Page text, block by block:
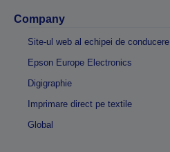
Company
Site-ul web al echipei de conducere
Epson Europe Electronics
Digigraphie
Imprimare direct pe textile
Global